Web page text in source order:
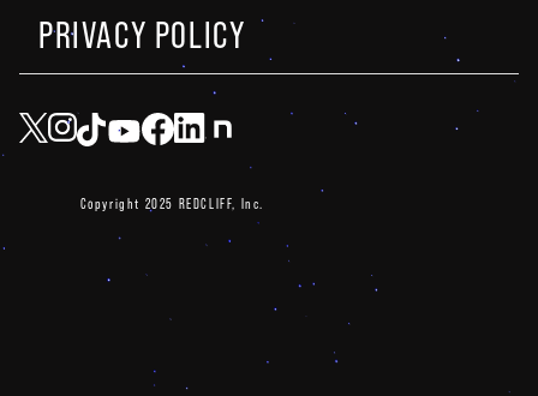
PRIVACY POLICY
Copyright 2025 REDCLIFF, Inc.